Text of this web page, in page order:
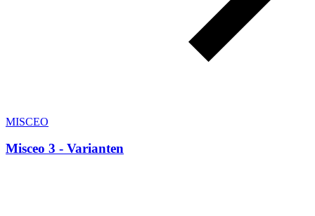
MISCEO
Misceo 3 - Varianten